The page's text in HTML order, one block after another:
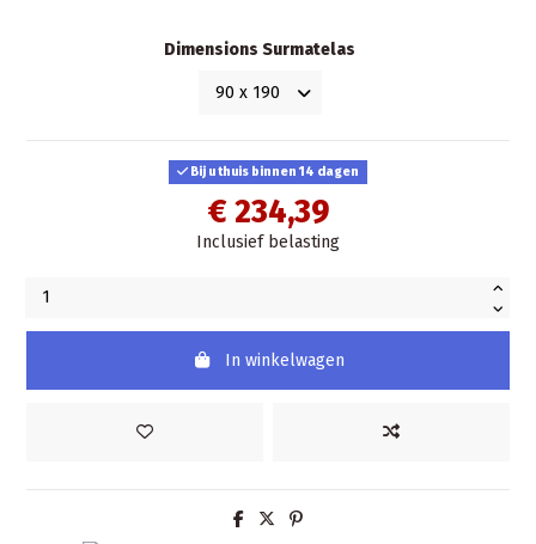
Dimensions Surmatelas
Bij u thuis binnen 14 dagen
€ 234,39
Inclusief belasting
In winkelwagen